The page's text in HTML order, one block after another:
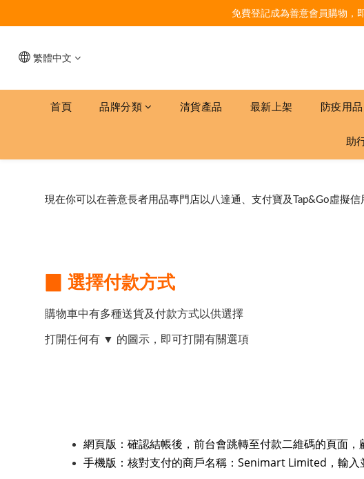
免費登記成為善意會員購物，
繁體中文
首頁 品牌分類 清貨產品 最新上架 防疫用品
助
現在你可以在善意長者用品專門店以八達通、支付寶及Tap&Go虛擬信
選擇付款方式
購物車中有多種送貨及付款方式以供選擇
打開任何有 ▼ 的圖示，即可打開有關選項
網頁版：確認結帳後，前台會跳轉至付款二維碼的頁面，
手機版：核對支付的商戶名稱：Senimart Limited，輸入